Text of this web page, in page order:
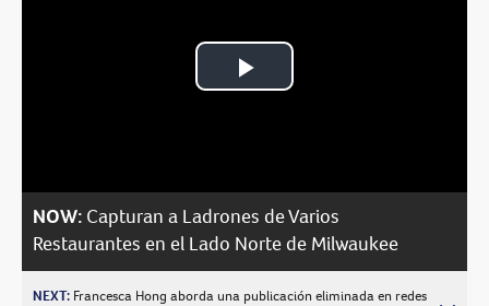
Play
NOW: Capturan a Ladrones de Varios
Restaurantes en el Lado Norte de Milwaukee
NEXT: Francesca Hong aborda una publicación eliminada en redes